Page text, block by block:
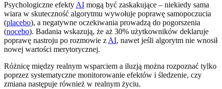
Psychologiczne efektyAI mogą być zaskakujące – niekiedy sama
wiara w skuteczność algorytmu wywołuje poprawę samopoczucia
(placebo), a negatywne oczekiwania prowadzą do pogorszenia
(nocebo). Badania wskazują, że aż 30% użytkowników deklaruje
poprawę nastroju po rozmowie zAI, nawet jeśli algorytm nie wnosił
nowej wartości merytorycznej.
Różnicę między realnym wsparciem a iluzją można rozpoznać tylko
poprzez systematyczne monitorowanie efektów i śledzenie, czy
zmiana następuje również w realnym życiu.